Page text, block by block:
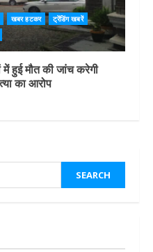
खबर हटकर
ट्रेंडिंग खबरें
में हुई मौत की जांच करेगी
का आरोप